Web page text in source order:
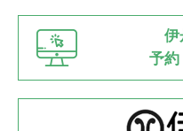
2022.06.12
県知事杯争奪バレーボー
緑ケ丘体育館
2022.05.05
体育協会長杯 バドミン
伊
予約